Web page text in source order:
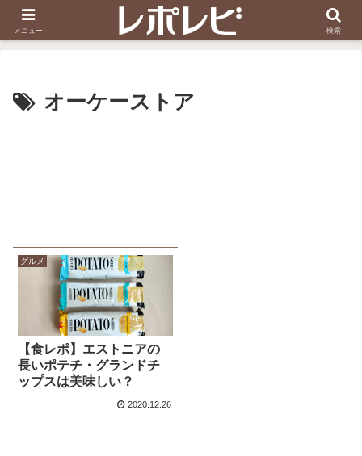
スヌーピー刺しゅう ダイソー知恵の輪
オーケーストア
グルメ
【食レポ】エストニアの
長いポテチ・グランドチ
ップスは美味しい？
2020.12.26
メニュー 検索